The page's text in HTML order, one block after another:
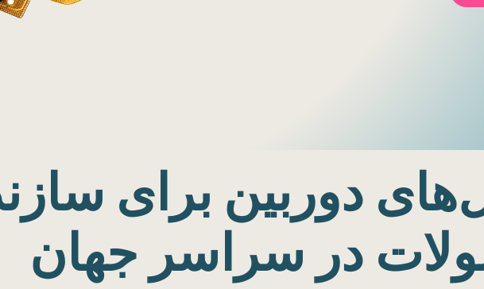
دوربین برای
در سراسر جهان